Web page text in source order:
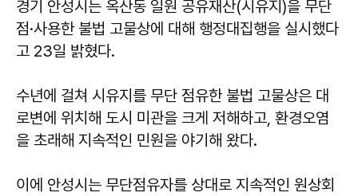
경기 안성시는 옥산동 일원 공유재산(시유지)을 무단
점·사용한 불법 고물상에 대해 행정대집행을 실시했다
고 23일 밝혔다.
수년에 걸쳐 시유지를 무단 점유한 불법 고물상은 대
로변에 위치해 도시 미관을 크게 저해하고, 환경오염
을 초래해 지속적인 민원을 야기해 왔다.
이에 안성시는 무단점유자를 상대로 지속적인 원상회